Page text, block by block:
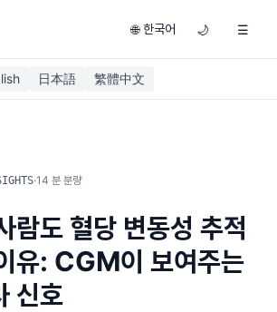
🌐 한국어 🌙 ☰
日本語 繁體中文
·14 분 분량
람도 혈당 변동성 추적
유: CGM이 보여주는
신호